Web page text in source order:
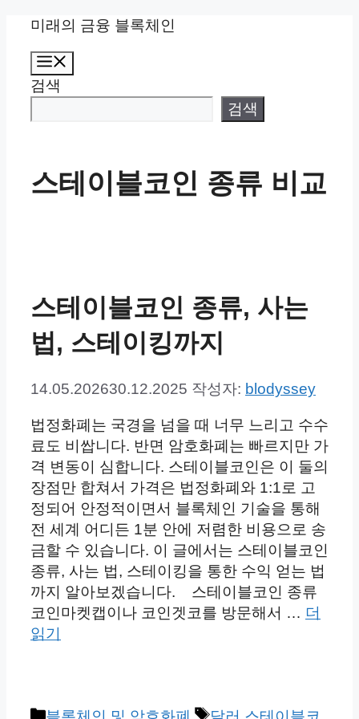
미래의 금융 블록체인
검색
검색
스테이블코인 종류 비교
스테이블코인 종류, 사는
법, 스테이킹까지
14.05.202630.12.2025 작성자: blodyssey
법정화폐는 국경을 넘을 때 너무 느리고 수수
료도 비쌉니다. 반면 암호화폐는 빠르지만 가
격 변동이 심합니다. 스테이블코인은 이 둘의
장점만 합쳐서 가격은 법정화폐와 1:1로 고
정되어 안정적이면서 블록체인 기술을 통해
전 세계 어디든 1분 안에 저렴한 비용으로 송
금할 수 있습니다. 이 글에서는 스테이블코인
종류, 사는 법, 스테이킹을 통한 수익 얻는 법
까지 알아보겠습니다. 스테이블코인 종류
코인마켓캡이나 코인겟코를 방문해서 … 더
읽기